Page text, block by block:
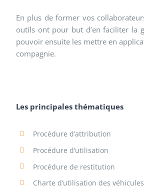
En plus de former vos
outils ont pour but d’en faciliter la
pouvoir ensuite les mettre en
compagnie.
Les principales thématiques
Procédure d’attribution
Procédure d’utilisation
Procédure de restitution
Charte d’utilisation des véhicules